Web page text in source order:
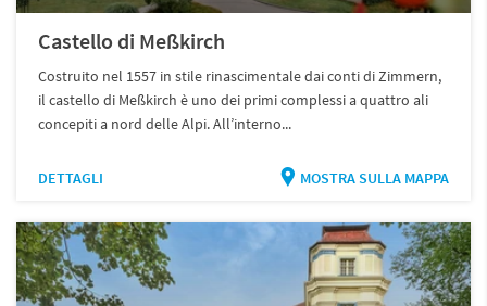
Castello di Meßkirch
Costruito nel 1557 in stile rinascimentale dai conti di Zimmern,
il castello di Meßkirch è uno dei primi complessi a quattro ali
concepiti a nord delle Alpi. All’interno...
DETTAGLI MOSTRA SULLA MAPPA